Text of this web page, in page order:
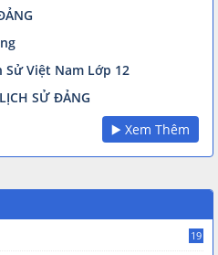
Sử Việt Nam Lớp 12
SỬ ĐẢNG
▶️ Xem Thêm
19